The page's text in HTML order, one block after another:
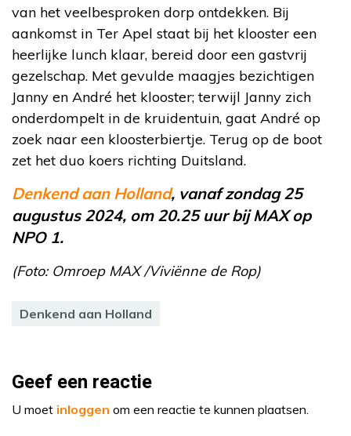
van het veelbesproken dorp ontdekken. Bij
aankomst in Ter Apel staat bij het klooster een
heerlijke lunch klaar, bereid door een gastvrij
gezelschap. Met gevulde maagjes bezichtigen
Janny en André het klooster; terwijl Janny zich
onderdompelt in de kruidentuin, gaat André op
zoek naar een kloosterbiertje. Terug op de boot
zet het duo koers richting Duitsland.
Denkend aan Holland, vanaf zondag 25
augustus 2024, om 20.25 uur bij MAX op
NPO 1.
(Foto: Omroep MAX /Viviënne de Rop)
Denkend aan Holland
Geef een reactie
U moet inloggen om een reactie te kunnen plaatsen.